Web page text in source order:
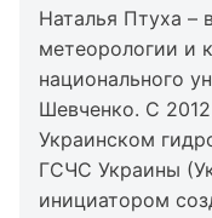
Наталья Птуха –
метеорологии и
национального
Шевченко. С
Украинском
ГСЧС Украины
инициатором